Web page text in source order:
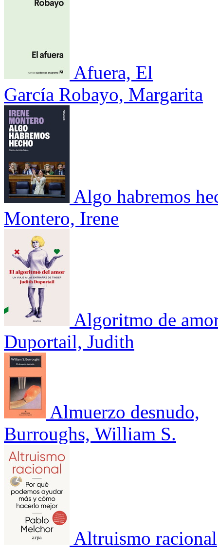
Afuera, El
García Robayo, Margarita
Algo habremos
Montero, Irene
Algoritmo de
Duportail, Judith
Almuerzo desnudo,
Burroughs, William S.
Altruismo racional